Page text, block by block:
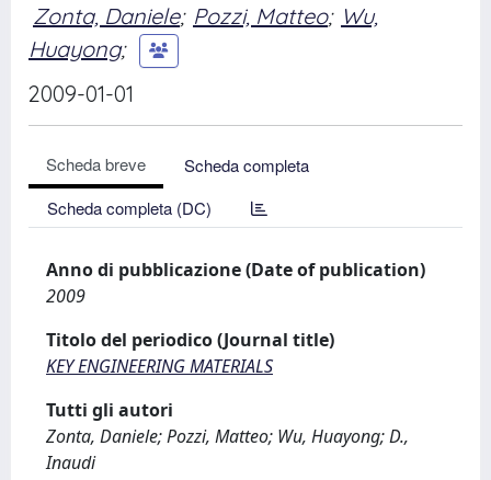
Zonta, Daniele; Pozzi, Matteo; Wu,
Huayong;
2009-01-01
Scheda breve
Scheda completa
Scheda completa (DC)
Anno di pubblicazione (Date of publication)
2009
Titolo del periodico (Journal title)
KEY ENGINEERING MATERIALS
Tutti gli autori
Zonta, Daniele; Pozzi, Matteo; Wu, Huayong; D.,
Inaudi